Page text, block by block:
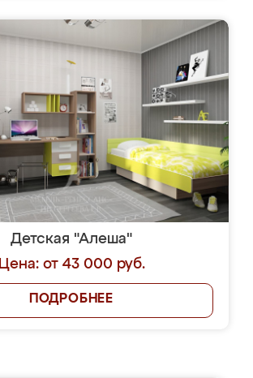
Детская "Алеша"
Цена: от 43 000 руб.
ПОДРОБНЕЕ